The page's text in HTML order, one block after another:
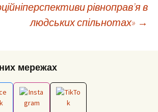
рівноправ’я в
людських спільнотах» →
мережах